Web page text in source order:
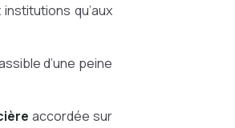
qu’aux
d’une peine
accordée sur